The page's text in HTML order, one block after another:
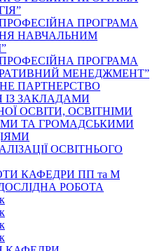
ПРОГРАМА
НАВЧАЛЬНИМ
ПРОГРАМА
МЕНЕДЖМЕНТ”
ПАРТНЕРСТВО
ІЗ ЗАКЛАДАМИ
ОСВІТИ, ОСВІТНІМИ
ТА ГРОМАДСЬКИМИ
ОСВІТНЬОГО
КАФЕДРИ ПП та М
РОБОТА